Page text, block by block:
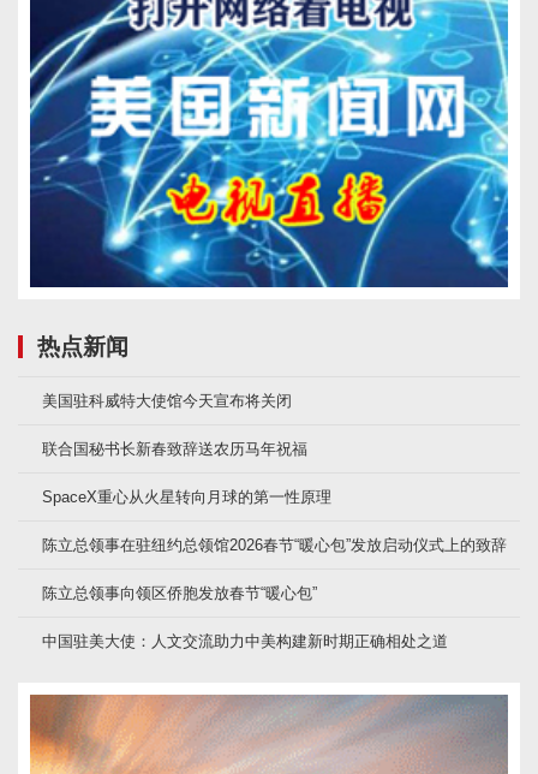
热点新闻
美国驻科威特大使馆今天宣布将关闭
联合国秘书长新春致辞送农历马年祝福
SpaceX重心从火星转向月球的第一性原理
陈立总领事在驻纽约总领馆2026春节“暖心包”发放启动仪式上的致辞
陈立总领事向领区侨胞发放春节“暖心包”
中国驻美大使：人文交流助力中美构建新时期正确相处之道